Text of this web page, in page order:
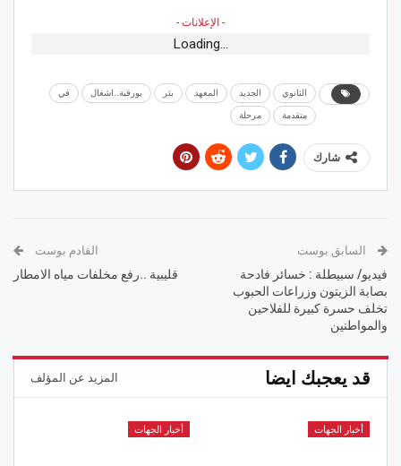
- الإعلانات -
Loading...
الثانوي الجديد المعهد بئر بورقبة..اشغال في
متقدمة مرحلة
شارك
السابق بوست
فيديو/ سبيطلة : خسائر فادحة
بصابة الزيتون وزراعات الحبوب
تخلف حسرة كبيرة للفلاحين
والمواطنين
القادم بوست
قليبية ..رفع مخلفات مياه الامطار
قد يعجبك ايضا المزيد عن المؤلف
أخبار الجهات أخبار الجهات